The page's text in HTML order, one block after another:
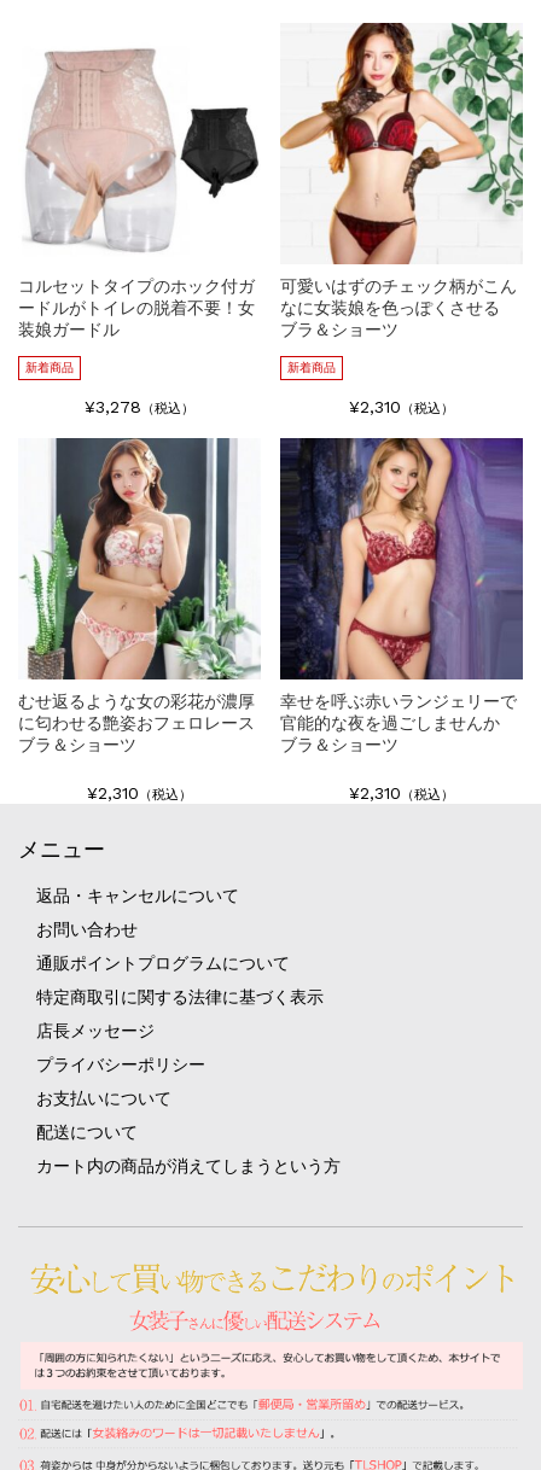
コルセットタイプのホック付ガ
ードルがトイレの脱着不要！女
装娘ガードル
新着商品
¥3,278 （税込）
可愛いはずのチェック柄がこん
なに女装娘を色っぽくさせる
ブラ＆ショーツ
新着商品
¥2,310 （税込）
むせ返るような女の彩花が濃厚
に匂わせる艶姿おフェロレース
ブラ＆ショーツ
¥2,310 （税込）
幸せを呼ぶ赤いランジェリーで
官能的な夜を過ごしませんか
ブラ＆ショーツ
¥2,310 （税込）
メニュー
返品・キャンセルについて
お問い合わせ
通販ポイントプログラムについて
特定商取引に関する法律に基づく表示
店長メッセージ
プライバシーポリシー
お支払いについて
配送について
カート内の商品が消えてしまうという方